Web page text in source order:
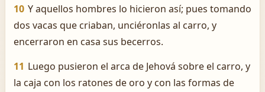
10 Y aquellos hombres lo hicieron así; pues tomando
dos vacas que criaban, unciéronlas al carro, y
encerraron en casa sus becerros.
11 Luego pusieron el arca de Jehová sobre el carro, y
la caja con los ratones de oro y con las formas de